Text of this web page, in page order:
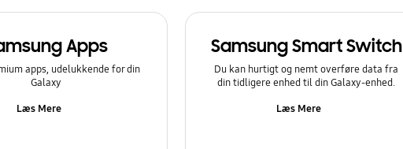
Apps
apps, udelukkende for din
Galaxy
Læs Mere
Samsung Smart Switch
Du kan hurtigt og nemt overføre data fra
din tidligere enhed til din Galaxy-enhed.
Læs Mere